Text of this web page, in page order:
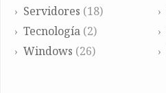
Servidores (18)
Tecnología (2)
Windows (26)